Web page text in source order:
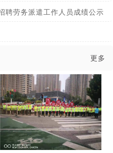
聘劳务派遣工作人员成绩公示
更多